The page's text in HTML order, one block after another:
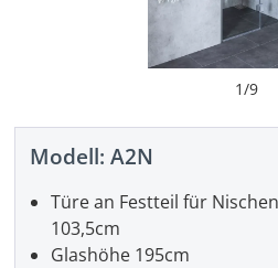
1/9
Modell: A2N
Türe an Festteil für
103,5cm
Glashöhe 195cm